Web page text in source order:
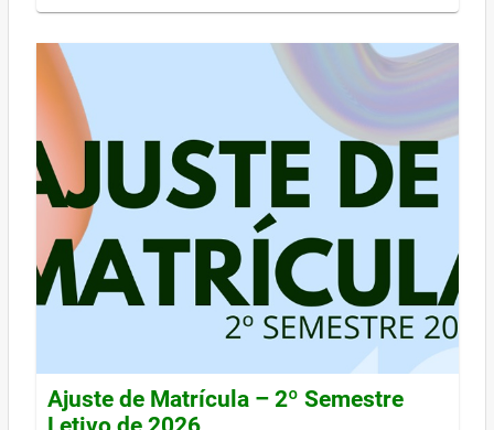
Ajuste de Matrícula – 2º Semestre